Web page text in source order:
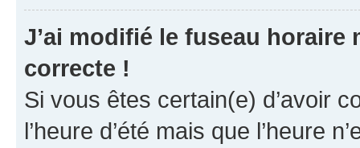
J’ai modifié le fuseau horaire
correcte !
Si vous êtes certain(e) d’avoir
l’heure d’été mais que l’heure